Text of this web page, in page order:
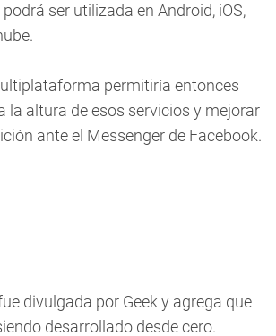
ser utilizada en Android, iOS,
permitiría entonces
la altura de esos servicios y mejorar
ante el Messenger de Facebook.
divulgada por Geek y agrega que
desarrollado desde cero.